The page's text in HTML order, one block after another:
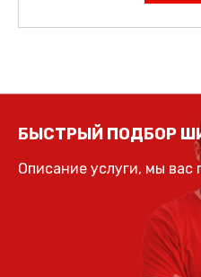
БЫСТРЫЙ ПОДБОР
Описание услуги, мы вас